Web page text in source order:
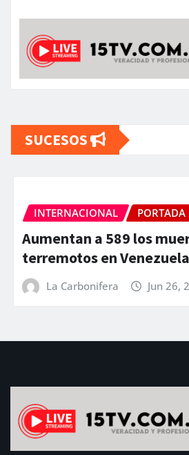
SUCESOS
INTERNACIONAL PORTADA
Aumentan a 589 los
terremotos en Venezuela
La Carbonifera Jun 26,